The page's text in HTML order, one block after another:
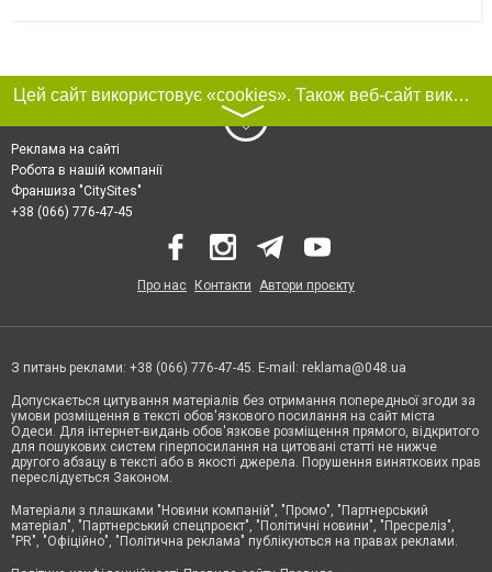
Цей сайт використовує «cookies». Також веб-сайт використовує інтернет-сервіс для збору технічних даних стосовно відвідувачів з метою отримання маркетингової та статистичної інформації. Умови обробки даних відвідувачів сайту див.
〉
Реклама на сайті
Робота в нашій компанії
Франшиза "CitySites"
+38 (066) 776-47-45
Про нас Контакти Автори проєкту
З питань реклами: +38 (066) 776-47-45. E-mail: reklama@048.ua
Допускається цитування матеріалів без отримання попередньої згоди за
умови розміщення в тексті обов'язкового посилання на сайт міста
Одеси. Для інтернет-видань обов'язкове розміщення прямого, відкритого
для пошукових систем гіперпосилання на цитовані статті не нижче
другого абзацу в тексті або в якості джерела. Порушення виняткових прав
переслідується Законом.
Матеріали з плашками "Новини компаній", "Промо", "Партнерський
матеріал", "Партнерський спецпроєкт", "Політичні новини", "Пресреліз",
"PR", "Офіційно", "Політична реклама" публікуються на правах реклами.